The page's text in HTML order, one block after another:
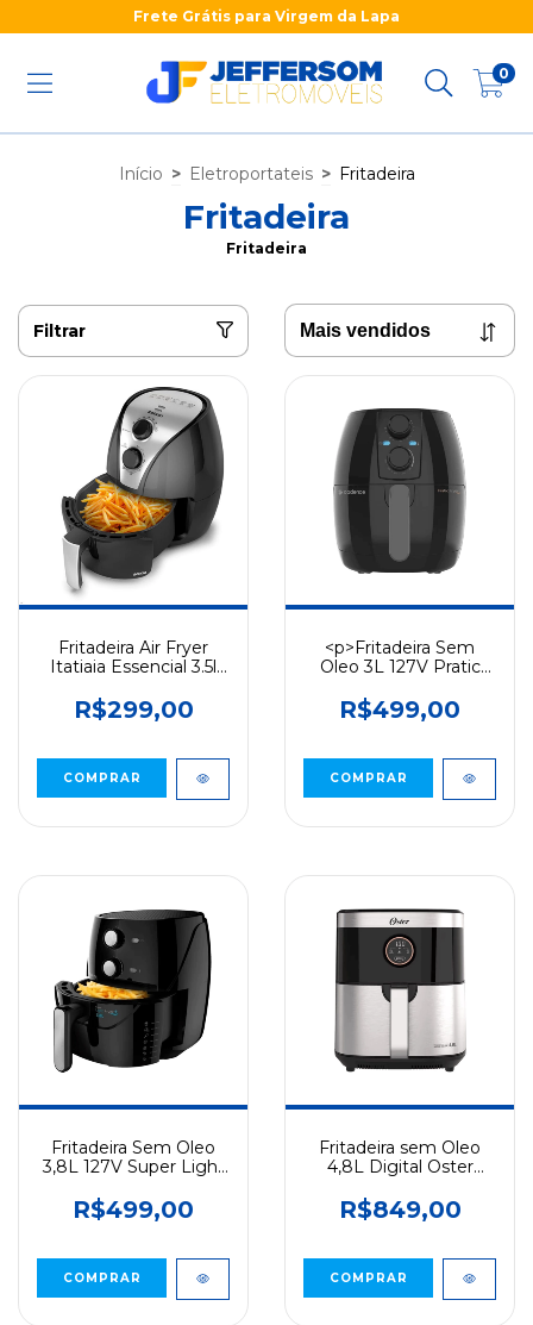
Frete Grátis para Virgem da Lapa
0
Início > Eletroportateis > Fritadeira
Fritadeira
Fritadeira
Filtrar
Fritadeira Air Fryer
Itatiaia Essencial 3.5l
R$299,00
<p>Fritadeira Sem
Oleo 3L 127V Pratic
Preto</p>
R$499,00
Fritadeira Sem Oleo
3,8L 127V Super Light
R$499,00
Fritadeira sem Oleo
4,8L Digital Oster
R$849,00